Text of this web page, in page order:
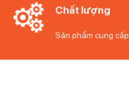
Chất lượng
Sản phẩm cung cấp